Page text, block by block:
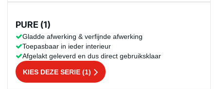
PURE (1)
Gladde afwerking & verfijnde afwerking
Toepasbaar in ieder interieur
Afgelakt geleverd en dus direct gebruiksklaar
KIES DEZE SERIE (1)